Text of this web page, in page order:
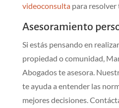
videoconsultapara resolver
Asesoramiento
Si estás pensando en realizar
propiedad o comunidad,
Abogados te asesora.
te ayuda a entender las
mejores decisiones.